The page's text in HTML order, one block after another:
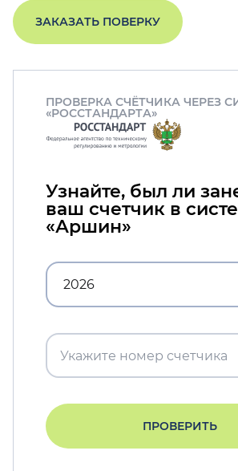
ЗАКАЗАТЬ ПОВЕРКУ
ПРОВЕРКА СЧЁТЧИКА ЧЕРЕЗ
«РОССТАНДАРТА»
Узнайте, был ли
ваш счетчик в
«Аршин»
ПРОВЕРИТЬ